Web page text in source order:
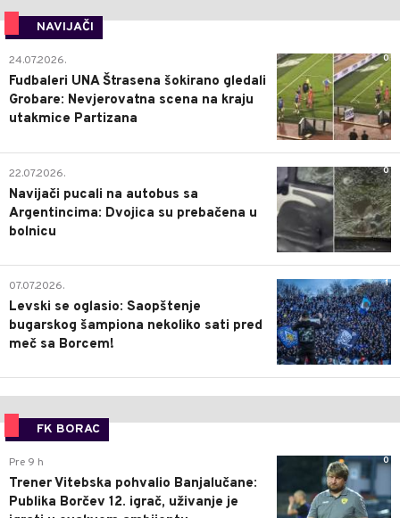
NAVIJAČI
0
24.07.2026.
Fudbaleri UNA Štrasena šokirano gledali
Grobare: Nevjerovatna scena na kraju
utakmice Partizana
0
22.07.2026.
Navijači pucali na autobus sa
Argentincima: Dvojica su prebačena u
bolnicu
1
07.07.2026.
Levski se oglasio: Saopštenje
bugarskog šampiona nekoliko sati pred
meč sa Borcem!
FK BORAC
0
Pre 9 h
Trener Vitebska pohvalio Banjalučane:
Publika Borčev 12. igrač, uživanje je